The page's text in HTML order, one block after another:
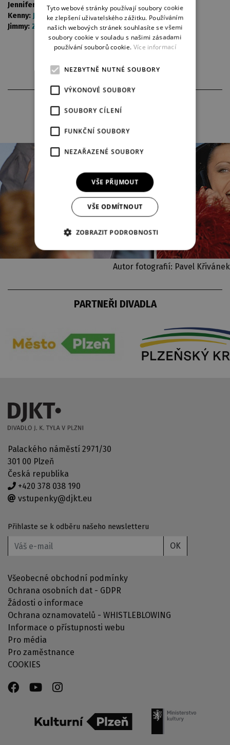
Jennifer Bartonová:
Andrea Černá
Kenny: Jan Maléř
Jimmy: Zdeněk Rohlíček
FOTOGRAFIE Z INSCENACE
Autor fotografií: Pavel Křivánek
PARTNEŘI DIVADLA
Palackého náměstí 2971/30
301 00 Plzeň
Česká republika
+420 378 038 190
vstupenky@djkt.eu
Přihlaste se k odběru našeho newsletteru
OK
Všeobecné obchodní podmínky
Ochrana osobních dat - GDPR
Žádosti o informace
Ochrana oznamovatelů - WHISTLEBLOWING
Informace o přístupnosti webu
Pro média
Pro zaměstnance
COOKIES
GERMAN
Tyto webové stránky používají soubory cookie
ke zlepšení uživatelského zážitku. Používáním
našich webových stránek souhlasíte se všemi
soubory cookie v souladu s našimi zásadami
používání souborů cookie. Více informací
NEZBYTNĚ NUTNÉ SOUBORY
VÝKONOVÉ SOUBORY
SOUBORY CÍLENÍ
FUNKČNÍ SOUBORY
NEZAŘAZENÉ SOUBORY
VŠE PŘIJMOUT
VŠE ODMÍTNOUT
ZOBRAZIT PODROBNOSTI